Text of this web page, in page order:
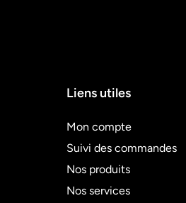
Liens utiles
Mon compte
Suivi des commandes
Nos produits
Nos services